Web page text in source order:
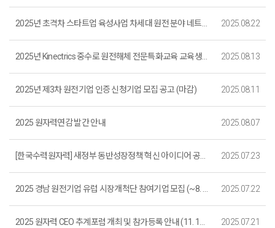
2025년 초격차 스타트업 육성사업 차세대 원전 분야 네트워킹 행사 개최 안내 (접수 마감) 2025.08.22
2025년 Kinectrics 중수로 원전해체 전문특화교육 교육생 모집(~8. 28.까지, 마감) 2025.08.13
2025년 제3차 원전기업 인증 신청기업 모집 공고 (마감) 2025.08.11
2025 원자력연감 발간 안내 2025.08.07
[한국수력원자력] 새정부 동반성장정책 혁신 아이디어 공모전 개최(마감) 2025.07.23
2025 경남 원전기업 유럽 시장개척단 참여기업 모집 (~8. 4.까지)_마감 2025.07.22
2025 원자력 CEO 추계포럼 개최 및 참가등록 안내 (11. 13. ~ 11. 14. / 신라호텔 제주) 2025.07.21